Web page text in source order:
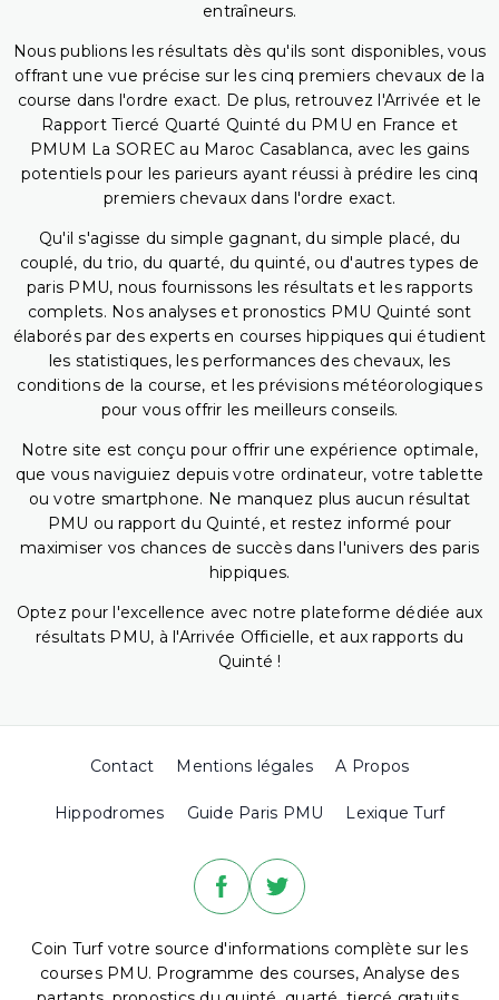
entraîneurs.
Nous publions les résultats dès qu'ils sont disponibles, vous
offrant une vue précise sur les cinq premiers chevaux de la
course dans l'ordre exact. De plus, retrouvez l'Arrivée et le
Rapport Tiercé Quarté Quinté du PMU en France et
PMUM La SOREC au Maroc Casablanca, avec les gains
potentiels pour les parieurs ayant réussi à prédire les cinq
premiers chevaux dans l'ordre exact.
Qu'il s'agisse du simple gagnant, du simple placé, du
couplé, du trio, du quarté, du quinté, ou d'autres types de
paris PMU, nous fournissons les résultats et les rapports
complets. Nos analyses et pronostics PMU Quinté sont
élaborés par des experts en courses hippiques qui étudient
les statistiques, les performances des chevaux, les
conditions de la course, et les prévisions météorologiques
pour vous offrir les meilleurs conseils.
Notre site est conçu pour offrir une expérience optimale,
que vous naviguiez depuis votre ordinateur, votre tablette
ou votre smartphone. Ne manquez plus aucun résultat
PMU ou rapport du Quinté, et restez informé pour
maximiser vos chances de succès dans l'univers des paris
hippiques.
Optez pour l'excellence avec notre plateforme dédiée aux
résultats PMU, à l'Arrivée Officielle, et aux rapports du
Quinté !
Contact Mentions légales A Propos
Hippodromes Guide Paris PMU Lexique Turf
Coin Turf votre source d'informations complète sur les
courses PMU. Programme des courses, Analyse des